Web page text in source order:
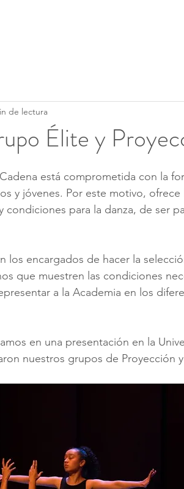
Élite y
de lectura
está comprometida con la
y jóvenes. Por este motivo,
condiciones para la danza, de ser
los encargados de hacer la
que muestren las condiciones
a la Academia en los
en una presentación en la
nuestros grupos de Proyección